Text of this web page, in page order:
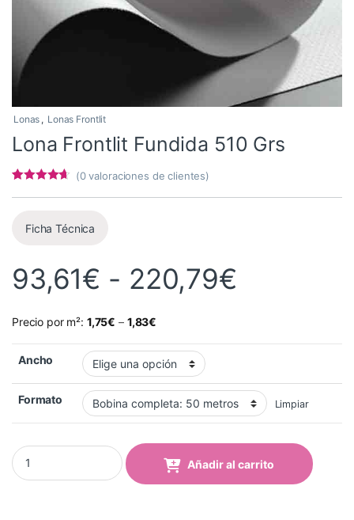
Lonas , Lonas Frontlit
Lona Frontlit Fundida 510 Grs
valoracione
s de
(0valoraciones de clientes)
Ficha Técnica
93,61€ - 220,79€
Precio por m²: 1,75€ – 1,83€
Ancho
Formato Limpiar
Lona Frontlit Fundida 510 Grs quantity
Añadir al carrito